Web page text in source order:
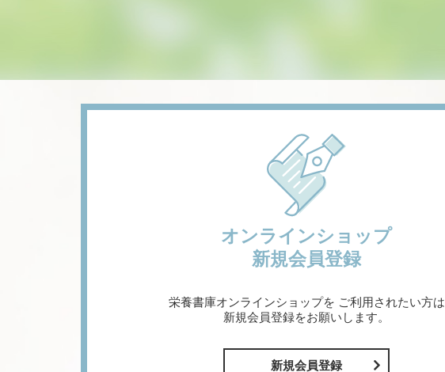
オンラインショップ
新規会員登録
栄養書庫オンラインショップを ご利用されたい方は
新規会員登録をお願いします。
新規会員登録